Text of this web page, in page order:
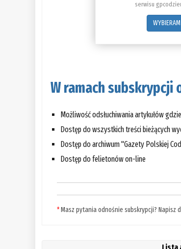
serwisu
WYBIERAM
W ramach subskrypcji
Możliwość odsłuchiwania artykułów
Dostęp do wszystkich treści bieżących
Dostęp do archiwum "Gazety Polskiej
Dostęp do felietonów on-line
*Masz pytania odnośnie subskrypcji? Napisz